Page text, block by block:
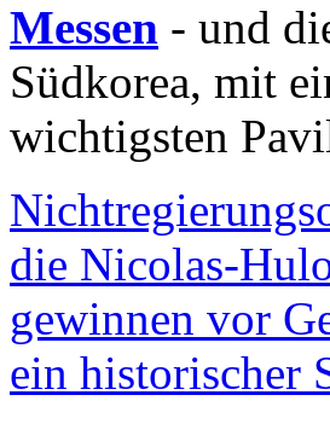
Messen - und
Südkorea, mit
wichtigsten
die Nicolas-
gewinnen vor
ein historischer